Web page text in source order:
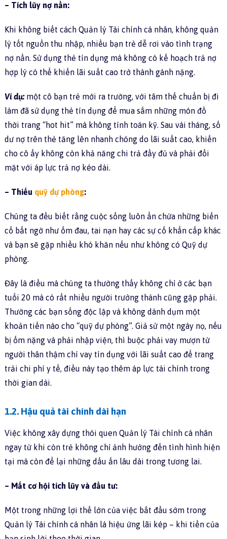
– Tích lũy nợ nần:
Khi không biết cách Quản lý Tài chính cá nhân, không quản
lý tốt nguồn thu nhập, nhiều bạn trẻ dễ rơi vào tình trạng
nợ nần. Sử dụng thẻ tín dụng mà không có kế hoạch trả nợ
hợp lý có thể khiến lãi suất cao trở thành gánh nặng.
Ví dụ:một cô bạn trẻ mới ra trường, với tâm thế chuẩn bị đi
làm đã sử dụng thẻ tín dụng để mua sắm những món đồ
thời trang “hot hit” mà không tính toán kỹ. Sau vài tháng, số
dư nợ trên thẻ tăng lên nhanh chóng do lãi suất cao, khiến
cho cô ấy không còn khả năng chi trả đầy đủ và phải đối
mặt với áp lực trả nợ kéo dài.
– Thiếu quỹ dự phòng:
Chúng ta đều biết rằng cuộc sống luôn ẩn chứa những biến
cố bất ngờ như ốm đau, tai nạn hay các sự cố khẩn cấp khác
và bạn sẽ gặp nhiều khó khăn nếu như không có Quỹ dự
phòng.
Đây là điều mà chúng ta thường thấy không chỉ ở các bạn
tuổi 20 mà có rất nhiều người trưởng thành cũng gặp phải.
Thường các bạn sống độc lập và không dành dụm một
khoản tiền nào cho “quỹ dự phòng”. Giả sử một ngày nọ, nếu
bị ốm nặng và phải nhập viện, thì buộc phải vay mượn từ
người thân thậm chí vay tín dụng với lãi suất cao để trang
trải chi phí y tế, điều này tạo thêm áp lực tài chính trong
thời gian dài.
1.2. Hậu quả tài chính dài hạn
Việc không xây dựng thói quen Quản lý Tài chính cá nhân
ngay từ khi còn trẻ không chỉ ảnh hưởng đến tình hình hiện
tại mà còn để lại những dấu ấn lâu dài trong tương lai.
– Mất cơ hội tích lũy và đầu tư:
Một trong những lợi thế lớn của việc bắt đầu sớm trong
Quản lý Tài chính cá nhân là hiệu ứng lãi kép – khi tiền của